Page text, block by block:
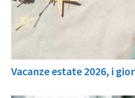
Vacanze estate 2026, i